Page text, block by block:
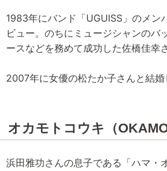
1983年にバンド「UGUISS」のメン
ビュー。のちにミュージシャンのバ
ースなどを務めて成功した佐橋佳幸さ
2007年に女優の松たか子さんと結婚
オカモトコウキ（
浜田雅功さんの息子である「ハマ・